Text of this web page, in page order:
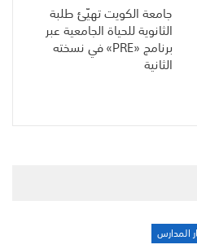
جامعة الكويت تهيّئ طلبة
الثانوية للحياة الجامعية عبر
برنامج «PRE» في نسخته
الثانية
المدارس